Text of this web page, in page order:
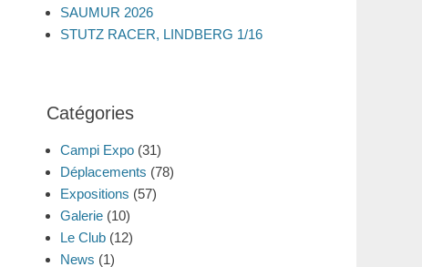
SAUMUR 2026
STUTZ RACER, LINDBERG 1/16
Catégories
Campi Expo (31)
Déplacements (78)
Expositions (57)
Galerie (10)
Le Club (12)
News (1)